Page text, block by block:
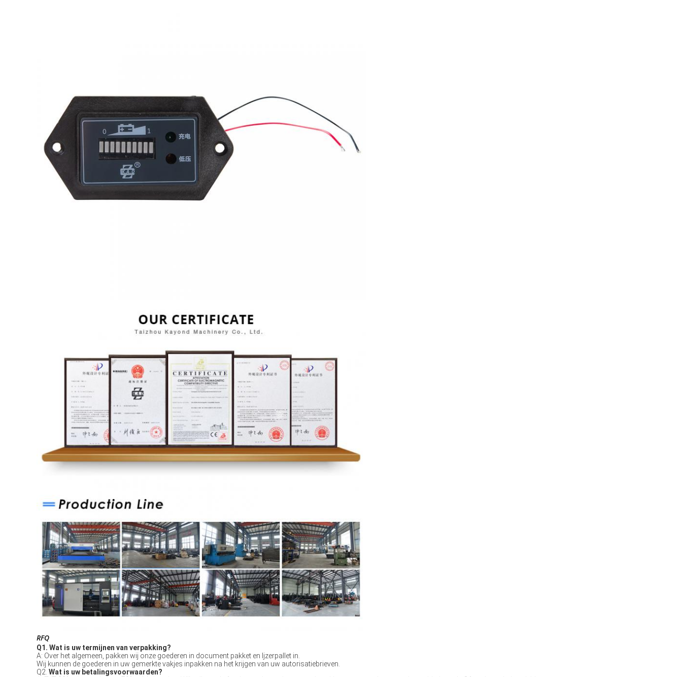
RFQ
Q1. Wat is uw termijnen van verpakking?
A: Over het algemeen, pakken wij onze goederen in document pakket en Ijzerpallet in.
Wij kunnen de goederen in uw gemerkte vakjes inpakken na het krijgen van uw autorisatiebrieven.
Q2. Wat is uw betalingsvoorwaarden?